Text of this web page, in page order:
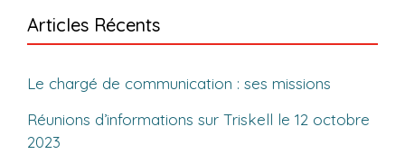
Articles Récents
Le chargé de communication : ses missions
Réunions d’informations sur Triskell le 12 octobre
2023